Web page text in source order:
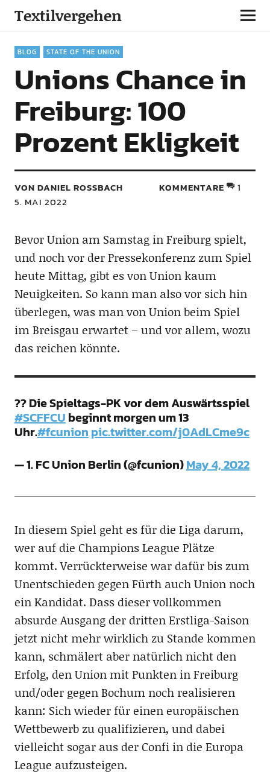
Textilvergehen
BLOG STATE OF THE UNION
Unions Chance in
Freiburg: 100
Prozent Ekligkeit
VON DANIEL ROSSBACH
5. MAI 2022
KOMMENTARE 1
Bevor Union am Samstag in Freiburg spielt,
und noch vor der Pressekonferenz zum Spiel
heute Mittag, gibt es von Union kaum
Neuigkeiten. So kann man also vor sich hin
überlegen, was man von Union beim Spiel
im Breisgau erwartet – und vor allem, wozu
das reichen könnte.
?? Die Spieltags-PK vor dem Auswärtsspiel
#SCFFCUbeginnt morgen um 13
Uhr.#fcunionpic.twitter.com/j0AdLCme9c
— 1. FC Union Berlin (@fcunion)May 4, 2022
In diesem Spiel geht es für die Liga darum,
wer auf die Champions League Plätze
kommt. Verrückterweise war dafür bis zum
Unentschieden gegen Fürth auch Union noch
ein Kandidat. Dass dieser vollkommen
absurde Ausgang der dritten Erstliga-Saison
jetzt nicht mehr wirklich zu Stande kommen
kann, schmälert aber natürlich nicht den
Erfolg, den Union mit Punkten in Freiburg
und/oder gegen Bochum noch realisieren
kann: Sich wieder für einen europäischen
Wettbewerb zu qualifizieren, und dabei
vielleicht sogar aus der Confi in die Europa
League aufzusteigen.